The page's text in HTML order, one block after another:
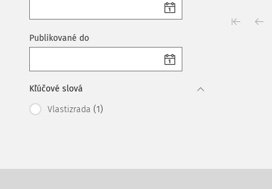
Publikované do
Kľúčové slová
Vlastizrada (1)